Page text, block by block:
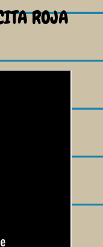
ROJA